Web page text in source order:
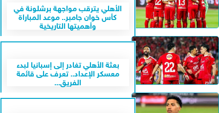
الأهلي يترقب مواجهة برشلونة في
كأس خوان جامبر.. موعد المباراة
وأهميتها التاريخية
بعثة الأهلي تغادر إلى إسبانيا لبدء
معسكر الإعداد.. تعرف على قائمة
الفريق...